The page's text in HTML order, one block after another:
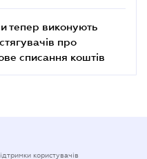
тепер виконують
про
списання коштів
користувачів